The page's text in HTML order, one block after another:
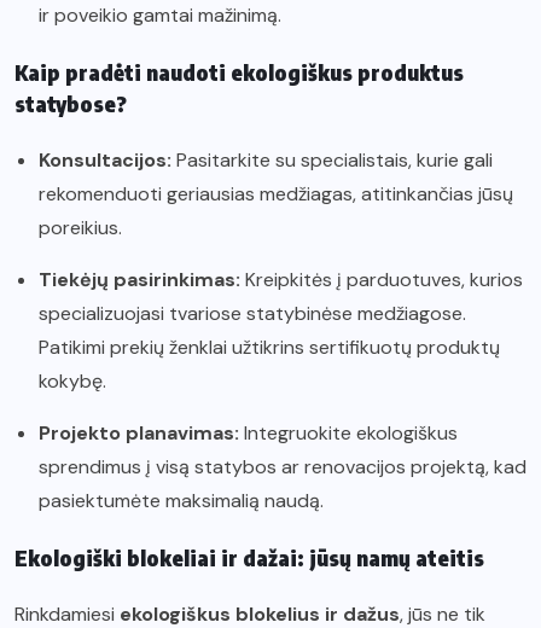
ir poveikio gamtai mažinimą.
Kaip pradėti naudoti ekologiškus produktus
statybose?
Konsultacijos: Pasitarkite su specialistais, kurie gali
rekomenduoti geriausias medžiagas, atitinkančias jūsų
poreikius.
Tiekėjų pasirinkimas: Kreipkitės į parduotuves, kurios
specializuojasi tvariose statybinėse medžiagose.
Patikimi prekių ženklai užtikrins sertifikuotų produktų
kokybę.
Projekto planavimas: Integruokite ekologiškus
sprendimus į visą statybos ar renovacijos projektą, kad
pasiektumėte maksimalią naudą.
Ekologiški blokeliai ir dažai: jūsų namų ateitis
Rinkdamiesi ekologiškus blokelius ir dažus, jūs ne tik